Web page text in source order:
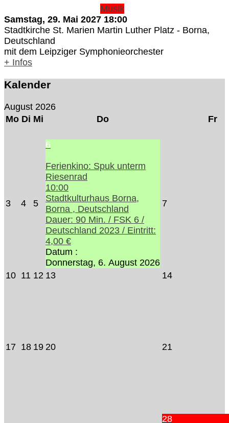
Musik
Samstag, 29. Mai 2027 18:00
Stadtkirche St. Marien Martin Luther Platz - Borna,
Deutschland
mit dem Leipziger Symphonieorchester
+ Infos
Kalender
August 2026
Mo Di Mi Do Fr
3 4 5
6
Ferienkino: Spuk unterm
Riesenrad
10:00
Stadtkulturhaus Borna,
Borna , Deutschland
Dauer: 90 Min. / FSK 6 /
Deutschland 2023 / Eintritt:
4,00 €
Datum :
Donnerstag, 6. August 2026
7
10 11 12 13 14
17 18 19 20 21
28